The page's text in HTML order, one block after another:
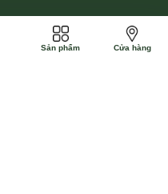
Sản phẩm Cửa hàng